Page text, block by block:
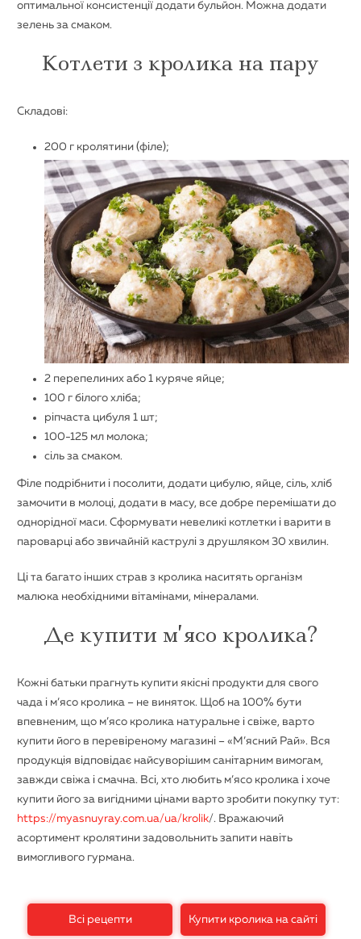
оптимальної консистенції додати бульйон. Можна додати
зелень за смаком.
Котлети з кролика на пару
Складові:
200 г кролятини (філе);
2 перепелиних або 1 куряче яйце;
100 г білого хліба;
ріпчаста цибуля 1 шт;
100-125 мл молока;
сіль за смаком.
Філе подрібнити і посолити, додати цибулю, яйце, сіль, хліб
замочити в молоці, додати в масу, все добре перемішати до
однорідної маси. Сформувати невеликі котлетки і варити в
пароварці або звичайній каструлі з друшляком 30 хвилин.
Ці та багато інших страв з кролика наситять організм
малюка необхідними вітамінами, мінералами.
Де купити м’ясо кролика?
Кожні батьки прагнуть купити якісні продукти для свого
чада і м’ясо кролика – не виняток. Щоб на 100% бути
впевненим, що м’ясо кролика натуральне і свіже, варто
купити його в перевіреному магазині – «М’ясний Рай». Вся
продукція відповідає найсуворішим санітарним вимогам,
завжди свіжа і смачна. Всі, хто любить м’ясо кролика і хоче
купити його за вигідними цінами варто зробити покупку тут:
https://myasnuyray.com.ua/ua/krolik/. Вражаючий
асортимент кролятини задовольнить запити навіть
вимогливого гурмана.
Всі рецепти Купити кролика на сайті